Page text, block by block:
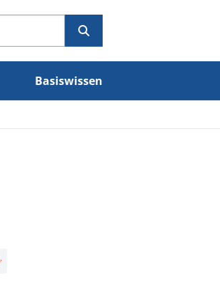
Basiswissen